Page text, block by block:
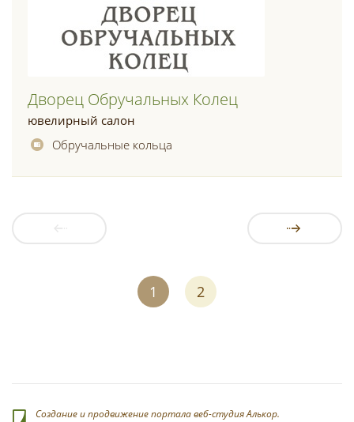
Дворец Обручальных Колец
ювелирный салон
Обручальные кольца
1 2
Создание и продвижение портала веб-студия Алькор.